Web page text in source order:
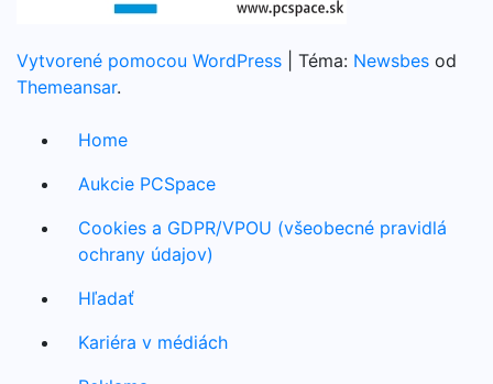
Vytvorené pomocou WordPress Téma: Newsbes od
Themeansar.
Home
Aukcie PCSpace
Cookies a GDPR/VPOU (všeobecné pravidlá
ochrany údajov)
Hľadať
Kariéra v médiách